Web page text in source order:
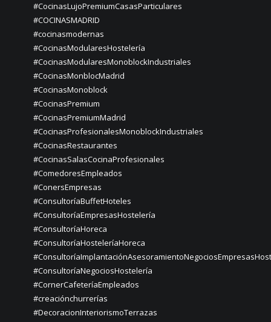
#CocinasLujoPremiumCasasParticulares
#COCINASMADRID
#cocinasmodernas
#CocinasModularesHostelería
#CocinasModularesMonoblockIndustriales
#CocinasMonblocMadrid
#CocinasMonoblock
#CocinasPremium
#CocinasPremiumMadrid
#CocinasProfesionalesMonoblockIndustriales
#CocinasRestaurantes
#CocinasSalasCocinaProfesionales
#ComedoresEmpleados
#ConersEmpresas
#ConsultoríaBuffetHoteles
#ConsultoríaEmpresasHostelería
#ConsultoríaHoreca
#ConsultoríaHosteleríaHoreca
#ConsultoríaNegociosHostelería
#CornerCafeteríaEmpleados
#creaciónchurrerías
#DecoracionInteriorismoTerrazas